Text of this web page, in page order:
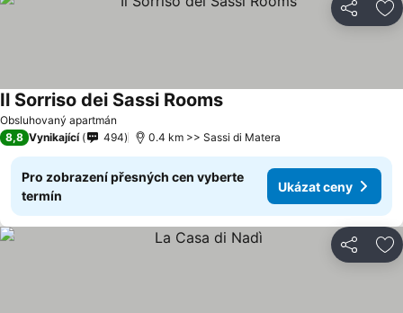
Sdílet
Obsluhovaný apartmán
Il Sorriso dei Sassi Rooms
8,8 Vynikající 494 0.4 km >> Sassi di Matera
Pro zobrazení přesných cen vyberte
termín
Ukázat ceny
Sdílet